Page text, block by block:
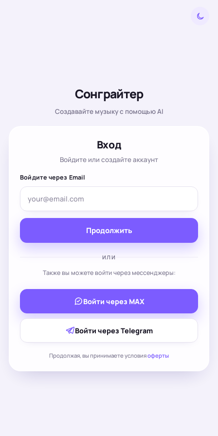
Сонграйтер
Создавайте музыку с помощью AI
Вход
Войдите или создайте аккаунт
Войдите через Email
Продолжить
ИЛИ
Также вы можете войти через мессенджеры:
Войти через MAX
Войти через Telegram
Продолжая, вы принимаете условияоферты